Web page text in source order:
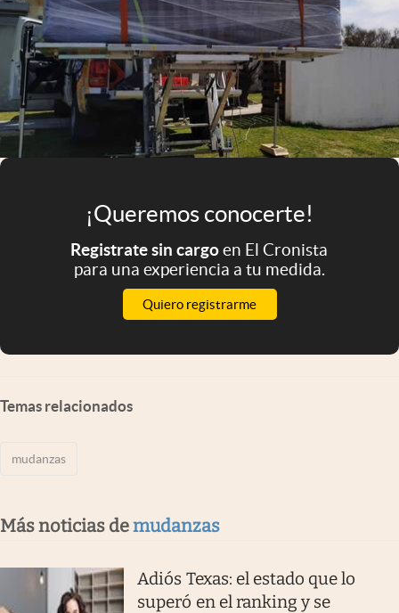
Mundial 2026
Eventos Corporativos
El Cronista Studio
Mediakit
abre en nueva pestaña
¡Queremos conocerte!
Registrate sin cargoen El Cronista
para una experiencia a tu medida.
Quiero registrarme
Temas relacionados
mudanzas
Más noticias demudanzas
Adiós Texas: el estado que lo
superó en el ranking y se